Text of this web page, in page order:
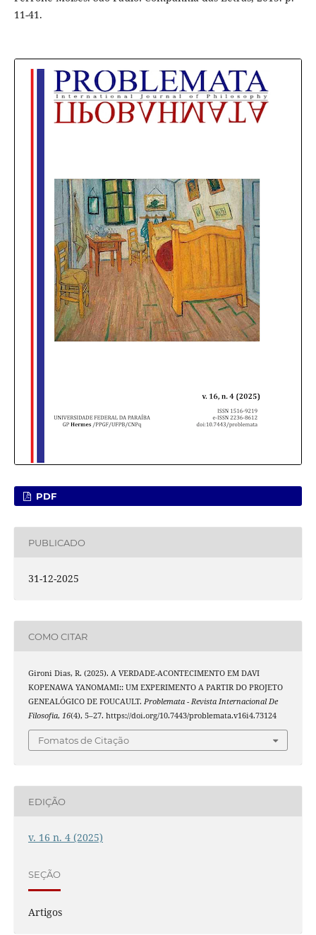
11-41.
PDF
PUBLICADO
31-12-2025
COMO CITAR
Gironi Dias, R. (2025). A VERDADE-ACONTECIMENTO EM DAVI
KOPENAWA YANOMAMI:: UM EXPERIMENTO A PARTIR DO PROJETO
GENEALÓGICO DE FOUCAULT. Problemata - Revista Internacional De
Filosofia, 16(4), 5–27. https://doi.org/10.7443/problemata.v16i4.73124
Fomatos de Citação
EDIÇÃO
v. 16 n. 4 (2025)
SEÇÃO
Artigos